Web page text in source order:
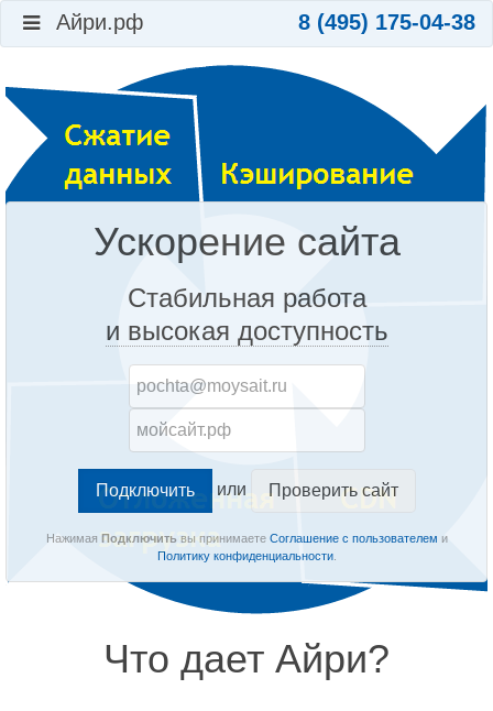
Айри.рф 8 (495) 175-04-38
Ускорение сайта
Стабильная работа
и высокая доступность
или Проверить сайт
Нажимая Подключитьвы принимаете Соглашение с пользователем и
Политику конфиденциальности.
Что дает Айри?